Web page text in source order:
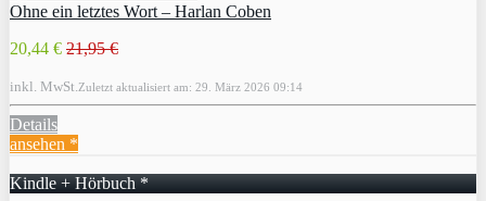
Ohne ein letztes Wort – Harlan Coben
20,44 € 21,95 €
inkl. MwSt. Zuletzt aktualisiert am: 29. März 2026 09:14
Details
ansehen *
Kindle + Hörbuch *